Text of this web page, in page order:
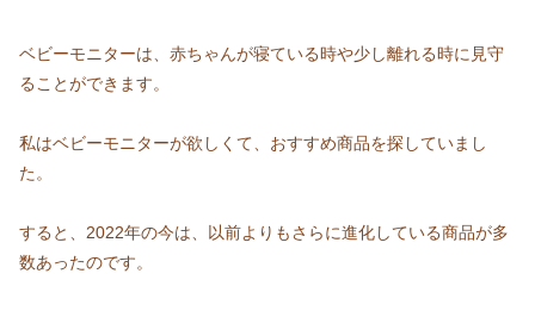
ベビーモニターは、赤ちゃんが寝ている時や少し離れる時に見守
ることができます。
私はベビーモニターが欲しくて、おすすめ商品を探していまし
た。
すると、2022年の今は、以前よりもさらに進化している商品が多
数あったのです。